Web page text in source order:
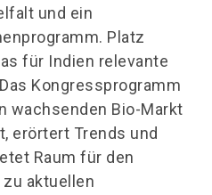
und ein
Platz
für Indien relevante
Kongressprogramm
wachsenden Bio-Markt
erörtert Trends und
Raum für den
aktuellen